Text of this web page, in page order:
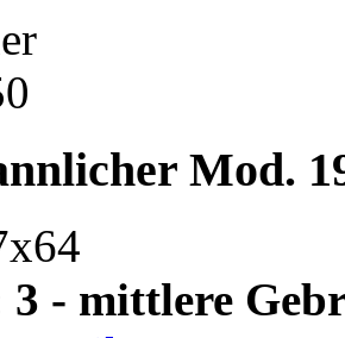
Mod.
- mittlere